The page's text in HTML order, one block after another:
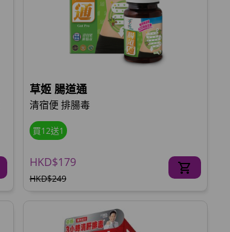
草姬 腸道通
清宿便 排腸毒
買12送1
HKD$179
HKD$249